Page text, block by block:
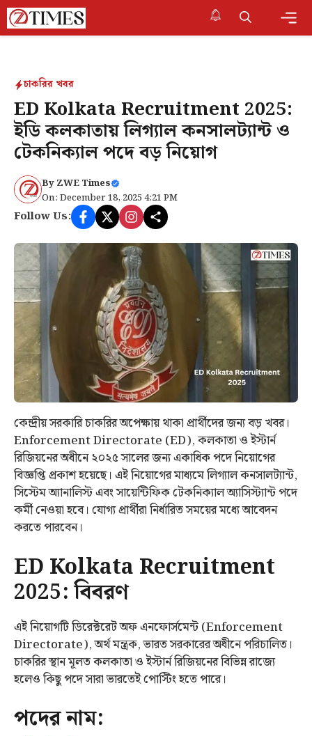
Skip
to
content
চাকরির খবর
ED Kolkata Recruitment 2025:
ইডি কলকাতায় লিগ্যাল কনসালট্যান্ট ও
টেকনিক্যাল পদে বড় নিয়োগ
ByZWE Times
On: December 18, 2025 4:21 PM
Follow Us:
কেন্দ্রীয় সরকারি চাকরির অপেক্ষায় থাকা প্রার্থীদের জন্য বড় খবর।
Enforcement Directorate (ED), কলকাতা ও ইস্টার্ন
রিজিয়নের অধীনে ২০২৫ সালের জন্য একাধিক পদে নিয়োগের
বিজ্ঞপ্তি প্রকাশ হয়েছে। এই নিয়োগের মাধ্যমে লিগ্যাল কনসালট্যান্ট,
সিস্টেম অ্যানালিস্ট এবং সায়েন্টিফিক টেকনিক্যাল অ্যাসিস্ট্যান্ট পদে
কর্মী নেওয়া হবে। যোগ্য প্রার্থীরা নির্ধারিত সময়ের মধ্যে আবেদন
করতে পারবেন।
ED Kolkata Recruitment
2025: বিবরণ
এই নিয়োগটি ডিরেক্টরেট অফ এনফোর্সমেন্ট (Enforcement
Directorate), অর্থ মন্ত্রক, ভারত সরকারের অধীনে পরিচালিত।
চাকরির স্থান মূলত কলকাতা ও ইস্টার্ন রিজিয়নের বিভিন্ন রাজ্যে
হলেও কিছু পদে সারা ভারতেই পোস্টিং হতে পারে।
পদের নাম: